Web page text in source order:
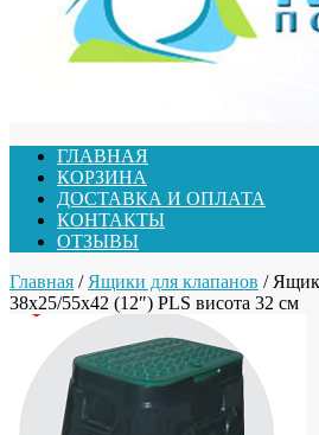
ГЛАВНАЯ
КОРЗИНА
ДОСТАВКА И ОПЛАТА
КОНТАКТЫ
ОТЗЫВЫ
Главная / Ящики для клапанов / Ящик
38х25/55х42 (12″) PLS висота 32 см